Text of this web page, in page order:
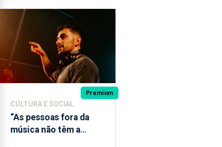
Premium
CULTURA E SOCIAL
“As pessoas fora da
música não têm a